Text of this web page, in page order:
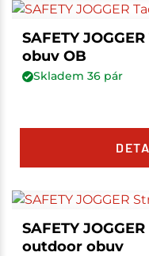
SAFETY
obuv OB
Skladem 36pár
SAFETY
outdoor obuv